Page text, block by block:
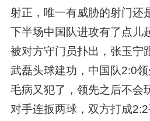
射正，唯一有威胁的射门还
下半场中国队进攻有了点儿
被对方守门员扑出，张玉宁
武磊头球建功，中国队2:0
毛病又犯了，领先之后不会
对手连扳两球，双方打成2:2